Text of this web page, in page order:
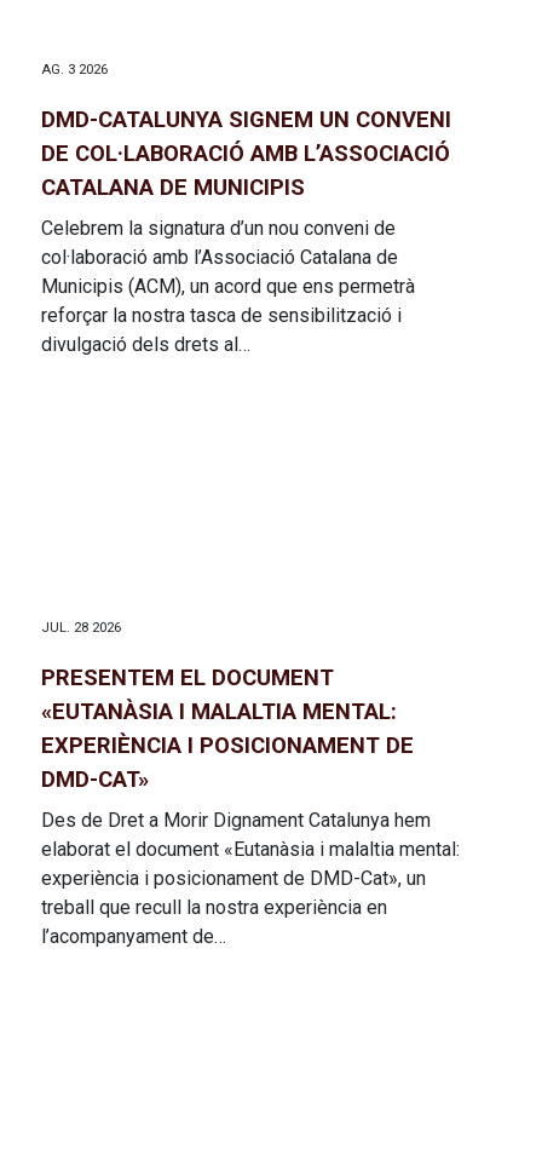
AG. 3 2026
DMD-CATALUNYA SIGNEM UN CONVENI
DE COL·LABORACIÓ AMB L’ASSOCIACIÓ
CATALANA DE MUNICIPIS
Celebrem la signatura d’un nou conveni de
col·laboració amb l’Associació Catalana de
Municipis (ACM), un acord que ens permetrà
reforçar la nostra tasca de sensibilització i
divulgació dels drets al…
JUL. 28 2026
PRESENTEM EL DOCUMENT
«EUTANÀSIA I MALALTIA MENTAL:
EXPERIÈNCIA I POSICIONAMENT DE
DMD-CAT»
Des de Dret a Morir Dignament Catalunya hem
elaborat el document «Eutanàsia i malaltia mental:
experiència i posicionament de DMD-Cat», un
treball que recull la nostra experiència en
l’acompanyament de…